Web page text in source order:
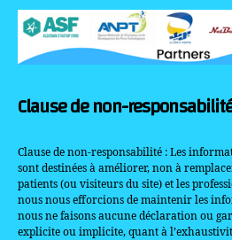
Clause de non-
Clause de non-responsabilité : Les
sont destinées à améliorer, non à
patients (ou visiteurs du site) et les
nous nous efforcions de maintenir les
nous ne faisons aucune déclaration ou
explicite ou implicite, quant à